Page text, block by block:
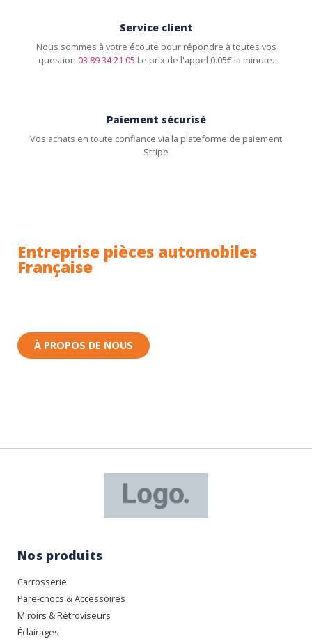
Service client
Nous sommes à votre écoute pour répondre à toutes vos
question 03 89 34 21 05 Le prix de l'appel 0.05€ la minute.
Paiement sécurisé
Vos achats en toute confiance via la plateforme de paiement
Stripe
Entreprise pièces automobiles
Française
À PROPOS DE NOUS
Nos produits
Carrosserie
Pare-chocs & Accessoires
Miroirs & Rétroviseurs
Éclairages